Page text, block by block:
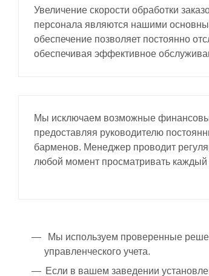
Увеличение скорости обработки
персонала являются нашими
обеспечение позволяет постоянно
обеспечивая эффективное
Мы исключаем возможные
предоставляя руководителю
барменов. Менеджер проводит
любой момент просматривать каждый
Мы используем проверенные
управленческого учета.
Если в вашем заведении